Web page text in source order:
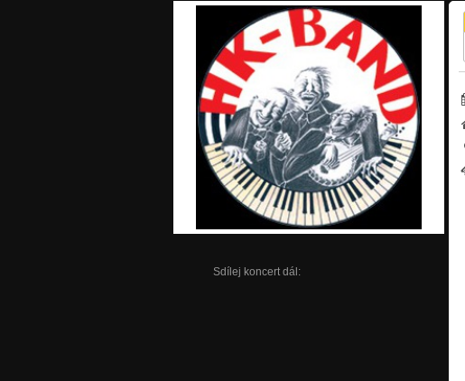
Sdílej koncert dál: